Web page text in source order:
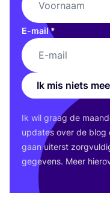
E-mail*
Ik mis niets
Ik wil graag de
upda­tes over de blog
gaan uiterst
gege­vens. Meer